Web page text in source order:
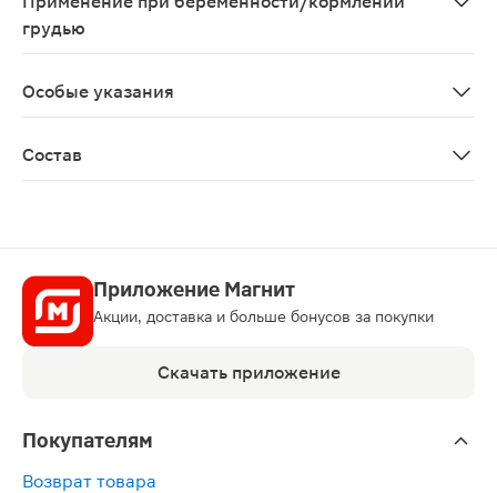
грудью
Особые указания
Состав
Приложение Магнит
Акции, доставка и больше бонусов за покупки
Скачать приложение
Покупателям
Возврат товара